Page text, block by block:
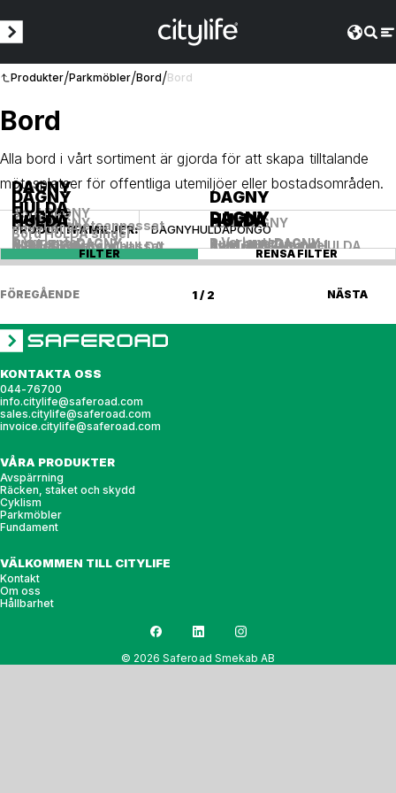
Produkter/Parkmöbler/Bord/Bord
Bord
Alla bord i vårt sortiment är gjorda för att skapa tilltalande
mötesplatser för offentliga utemiljöer eller bostadsområden.
PRODUKTFAMILJER: DAGNYHULDAPONGO
FILTER RENSA FILTER
DAGNY
Bord DAGNY
+ Varianter
DAGNY
Bord DAGNY
+ Varianter
DAGNY
Runt bord DAGNY
DAGNY
Runt bord DAGNY
DAGNY
Runt bord DAGNY
DAGNY
Runt bord DAGNY
DAGNY
Bord DAGNY
tillgänglighetsanpassat
NYHET
HULDA
Bord HULDA singel
HULDA
Bord HULDA singel
tillgänglighetsanpassat
HULDA
Kvadratiskt bord HULDA
HULDA
Kvadratiskt bord HULDA
HULDA
Runt bord HULDA
FÖREGÅENDE 1 / 2 NÄSTA
KONTAKTA OSS
044-76700
info.citylife@saferoad.com
sales.citylife@saferoad.com
invoice.citylife@saferoad.com
VÅRA PRODUKTER
Avspärrning
Räcken, staket och skydd
Cyklism
Parkmöbler
Fundament
VÄLKOMMEN TILL CITYLIFE
Kontakt
Om oss
Hållbarhet
© 2026 Saferoad Smekab AB